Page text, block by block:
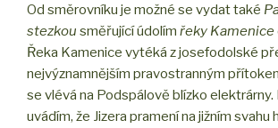
Od směrovníku je možné se vydat také
stezkou směřující údolím řeky Kamenice
Řeka Kamenice vytéká z josefodolské
nejvýznamnějším pravostranným
se vlévá na Podspálově blízko
uvádím, že Jizera pramení na jižním svahu